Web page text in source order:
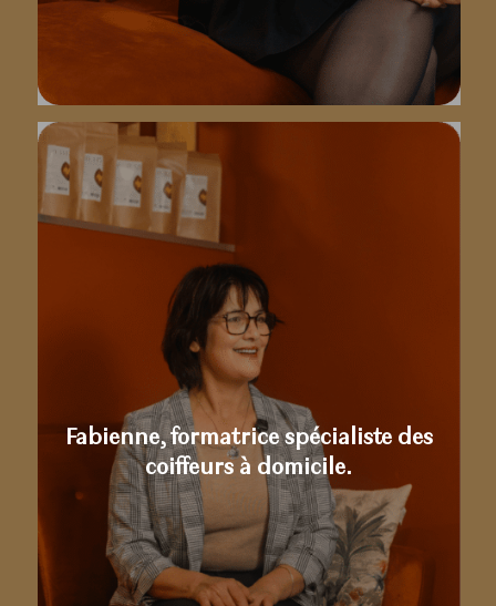
Fabienne, formatrice spécialiste des
coiffeurs à domicile.